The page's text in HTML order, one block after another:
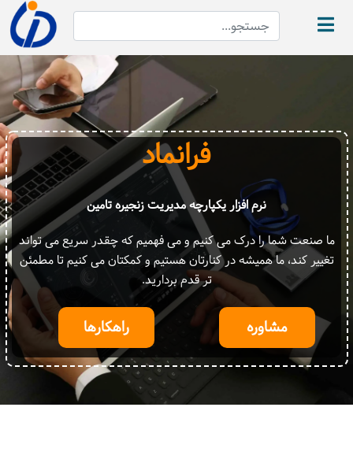
فرانماد
نرم افزار یکپارچه مدیریت زنجیره تامین
ما صنعت شما را درک می کنیم و می فهمیم که چقدر سریع می تواند
تغییر کند، ما همیشه در کنارتان هستیم و کمکتان می کنیم تا مطمئن
تر قدم بردارید.
مشاوره راهکارها